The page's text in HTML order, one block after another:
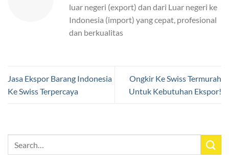
luar negeri (export) dan dari Luar negeri ke
Indonesia (import) yang cepat, profesional
dan berkualitas
Jasa Ekspor Barang Indonesia
Ke Swiss Terpercaya
Ongkir Ke Swiss Termurah
Untuk Kebutuhan Ekspor!